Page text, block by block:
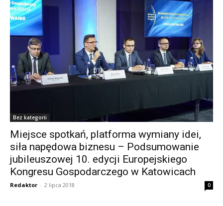
Bez kategorii
Miejsce spotkań, platforma wymiany idei,
siła napędowa biznesu – Podsumowanie
jubileuszowej 10. edycji Europejskiego
Kongresu Gospodarczego w Katowicach
Redaktor - 2 lipca 2018 0